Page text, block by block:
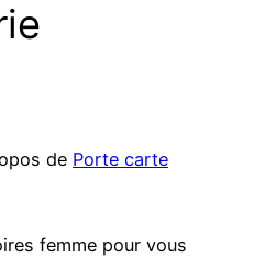
de Porte carte
femme pour vous